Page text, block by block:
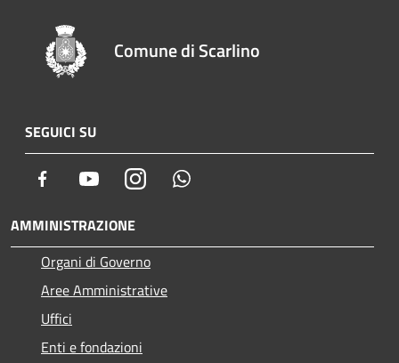
Comune di Scarlino
SEGUICI SU
Facebook YoutubeInstagram
AMMINISTRAZIONE
Organi di Governo
Aree Amministrative
Uffici
Enti e fondazioni